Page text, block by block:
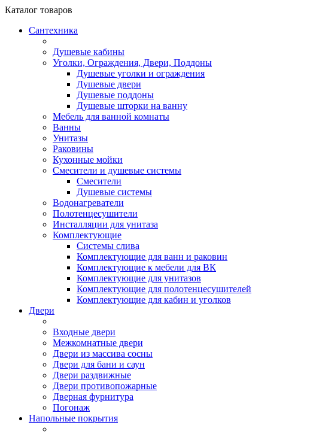
Каталог товаров
Сантехника
Душевые кабины
Уголки, Ограждения, Двери, Поддоны
Душевые уголки и ограждения
Душевые двери
Душевые поддоны
Душевые шторки на ванну
Мебель для ванной комнаты
Ванны
Унитазы
Раковины
Кухонные мойки
Смесители и душевые системы
Смесители
Душевые системы
Водонагреватели
Полотенцесушители
Инсталляции для унитаза
Комплектующие
Системы слива
Комплектующие для ванн и раковин
Комплектующие к мебели для ВК
Комплектующие для унитазов
Комплектующие для полотенцесушителей
Комплектующие для кабин и уголков
Двери
Входные двери
Межкомнатные двери
Двери из массива сосны
Двери для бани и саун
Двери раздвижные
Двери противопожарные
Дверная фурнитура
Погонаж
Напольные покрытия